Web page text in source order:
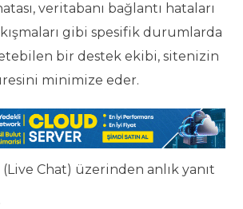
veritabanı bağlantı hataları
gibi spesifik durumlarda
bir destek ekibi, sitenizin
minimize eder.
(Live Chat) üzerinden anlık yanıt